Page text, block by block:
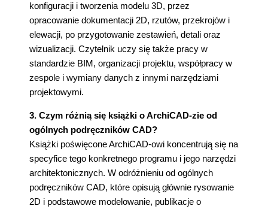
konfiguracji i tworzenia modelu 3D, przez
opracowanie dokumentacji 2D, rzutów, przekrojów i
elewacji, po przygotowanie zestawień, detali oraz
wizualizacji. Czytelnik uczy się także pracy w
standardzie BIM, organizacji projektu, współpracy w
zespole i wymiany danych z innymi narzędziami
projektowymi.
3. Czym różnią się książki o ArchiCAD-zie od
ogólnych podręczników CAD?
Książki poświęcone ArchiCAD-owi koncentrują się na
specyfice tego konkretnego programu i jego narzędzi
architektonicznych. W odróżnieniu od ogólnych
podręczników CAD, które opisują głównie rysowanie
2D i podstawowe modelowanie, publikacje o